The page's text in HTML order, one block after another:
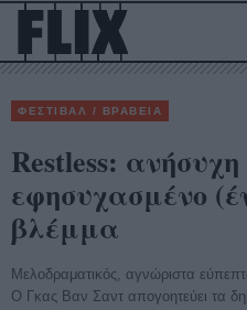
ΦΕΣΤΙΒΑΛ / ΒΡΑΒΕΙΑ
Restless:
εφησυχασμένο
βλέμμα
Μελοδραματικός, αγνώριστα
Ο Γκας Βαν Σαντ απογοητεύει τα